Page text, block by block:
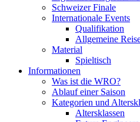
Schweizer Finale
Internationale Events
Qualifikation
Allgemeine
Material
Spieltisch
Informationen
Was ist die WRO?
Ablauf einer Saison
Kategorien und
Altersklassen